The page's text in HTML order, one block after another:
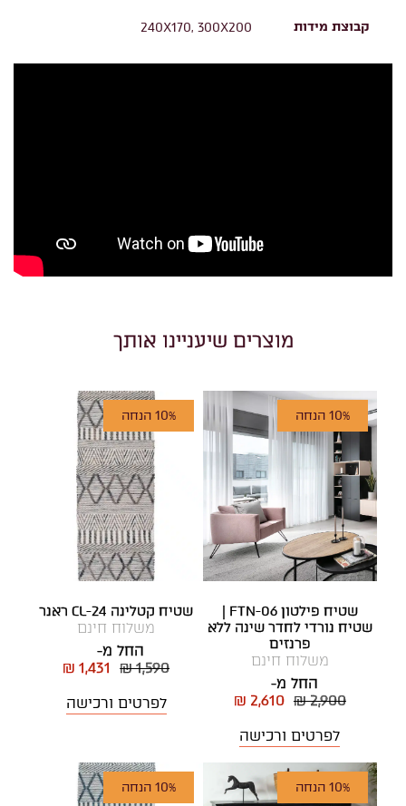
קבוצת מידות 240X170, 300X200
מוצרים שיעניינו אותך
10% הנחה
שטיח נורדי לחדר שינה ללא
פרנזים
משלוח חינם
החל מ-
₪ 2,900
₪ 2,610
לפרטים ורכישה
10% הנחה
שטיח קטלינה CL-24 ראנר
משלוח חינם
החל מ-
₪ 1,590
₪ 1,431
לפרטים ורכישה
10% הנחה 10% הנחה